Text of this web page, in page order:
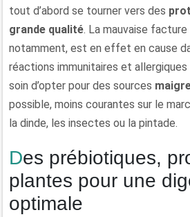
tout d’abord se tourner vers des
grande qualité. La mauvaise
notamment, est en effet en cause
réactions immunitaires et
soin d’opter pour des sources
possible, moins courantes sur le
la dinde, les insectes ou la pintade.
Des prébiotiques, probiotiques et
plantes pour une
optimale